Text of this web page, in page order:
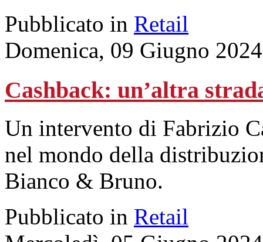
Pubblicato in Retail
Domenica, 09 Giugno
Cashback: un’altra
Un intervento di Fabrizio
nel mondo della
Bianco & Bruno.
Pubblicato in Retail